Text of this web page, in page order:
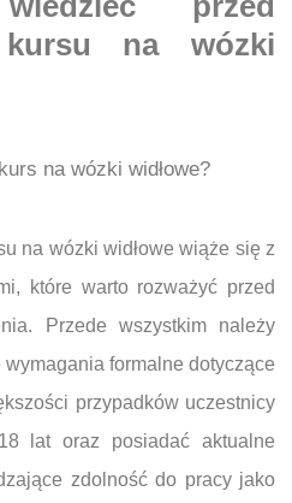
kursu na wózki
na wózki widłowe?
na wózki widłowe wiąże się z
które warto rozważyć przed
Przede wszystkim należy
formalne dotyczące
przypadków uczestnicy
lat oraz posiadać aktualne
zdolność do pracy jako